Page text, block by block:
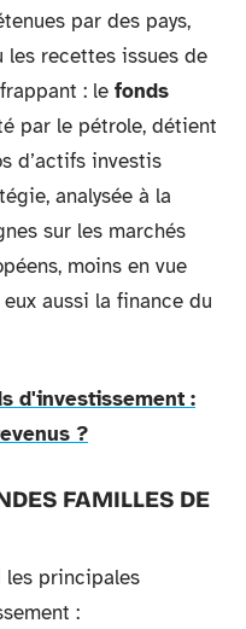
par des pays,
les recettes issues de
: le fonds
par le pétrole, détient
d’actifs investis
analysée à la
sur les marchés
moins en vue
aussi la finance du
d'investissement :
?
FAMILLES DE
les principales
: